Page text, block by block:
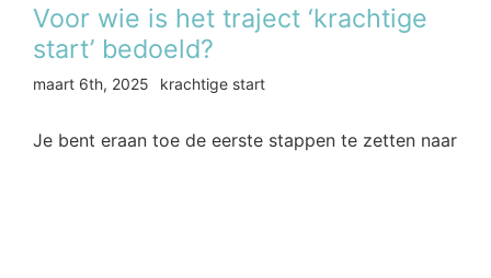
Voor wie is het traject ‘krachtige
start’ bedoeld?
maart 6th, 2025 krachtige start
Je bent eraan toe de eerste stappen te zetten naar